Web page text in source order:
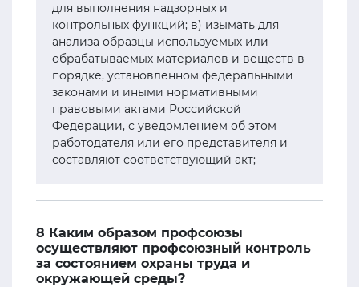
для выполнения надзорных и
контрольных функций; в) изымать для
анализа образцы используемых или
обрабатываемых материалов и веществ в
порядке, установленном федеральными
законами и иными нормативными
правовыми актами Российской
Федерации, с уведомлением об этом
работодателя или его представителя и
составляют соответствующий акт;
8 Каким образом профсоюзы
осуществляют профсоюзный контроль
за состоянием охраны труда и
окружающей среды?